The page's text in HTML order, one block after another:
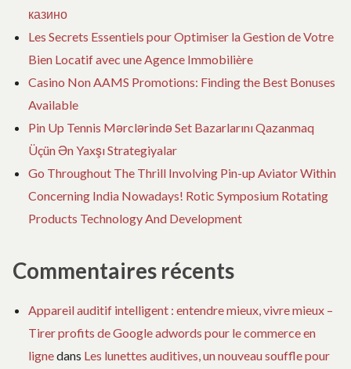
казино
Les Secrets Essentiels pour Optimiser la Gestion de Votre
Bien Locatif avec une Agence Immobilière
Casino Non AAMS Promotions: Finding the Best Bonuses
Available
Pin Up Tennis Mərclərində Set Bazarlarını Qazanmaq
Üçün Ən Yaxşı Strategiyalar
Go Throughout The Thrill Involving Pin-up Aviator Within
Concerning India Nowadays! Rotic Symposium Rotating
Products Technology And Development
Commentaires récents
Appareil auditif intelligent : entendre mieux, vivre mieux –
Tirer profits de Google adwords pour le commerce en
lignedans Les lunettes auditives, un nouveau souffle pour